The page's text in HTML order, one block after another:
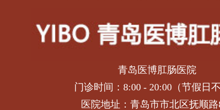
青岛医博肛肠医院
门诊时间：8:00 - 20:00（节假日
医院地址：青岛市市北区抚顺